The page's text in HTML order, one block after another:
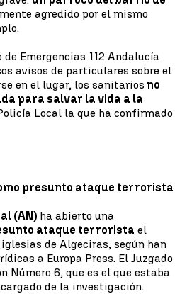
agredido por el mismo
Emergencias 112 Andalucía
avisos de particulares sobre el
en el lugar, los sanitarios no
para salvar la vida a la
Local la que ha confirmado
presunto ataque terrorista
(AN) ha abierto una
ataque terrorista el
de Algeciras, según han
a Europa Press. El Juzgado
Número 6, que es el que estaba
de la investigación.